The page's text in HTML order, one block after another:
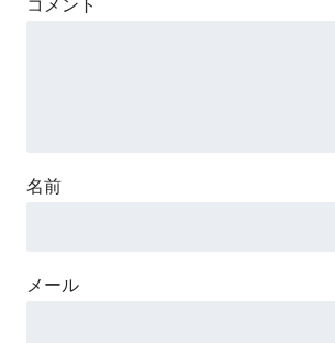
コメント
名前
メール